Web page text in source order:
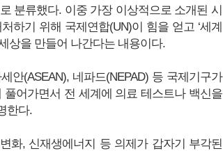
분류했다. 이중 가장 이상적으로 소개된 시
하기 위해 국제연합(UN)이 힘을 얻고 ‘세계
상을 만들어 나간다는 내용이다.
안(ASEAN), 네파드(NEPAD) 등 국제기구가
어가면서 전 세계에 의료 테스트나 백신을
한다.
화, 신재생에너지 등 의제가 갑자기 부각된